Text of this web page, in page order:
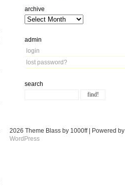
archive
admin
login
lost password?
search
2026 Theme Blass by 1000ff | Powered by
WordPress